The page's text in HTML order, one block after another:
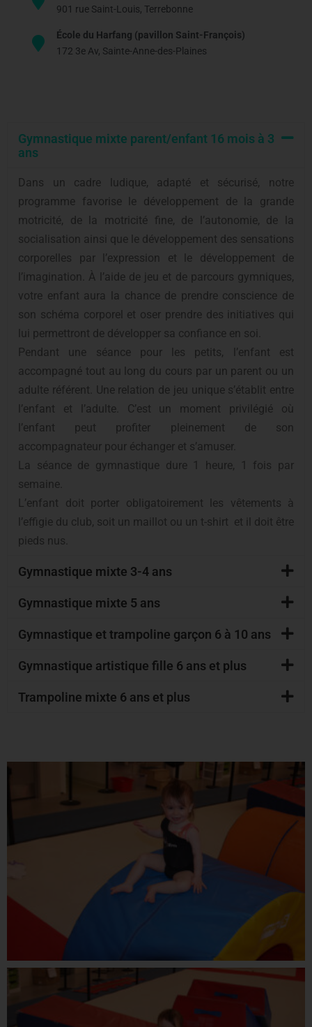
901 rue Saint-Louis, Terrebonne
École du Harfang (pavillon Saint-François)
172 3e Av, Sainte-Anne-des-Plaines
Gymnastique mixte parent/enfant 16 mois à 3
ans
Dans un cadre ludique, adapté et sécurisé, notre
programme favorise le développement de la grande
motricité, de la motricité fine, de l’autonomie, de la
socialisation ainsi que le développement des sensations
corporelles par l’expression et le développement de
l’imagination. À l’aide de jeu et de parcours gymniques,
votre enfant aura la chance de prendre conscience de
son schéma corporel et oser prendre des initiatives qui
lui permettront de développer sa confiance en soi.
Pendant une séance pour les petits, l’enfant est
accompagné tout au long du cours par un parent ou un
adulte référent. Une relation de jeu unique s’établit entre
l’enfant et l’adulte. C’est un moment privilégié où
l’enfant peut profiter pleinement de son
accompagnateur pour échanger et s’amuser.
La séance de gymnastique dure 1 heure, 1 fois par
semaine.
L’enfant doit porter obligatoirement les vêtements à
l’effigie du club, soit un maillot ou un t-shirt et il doit être
pieds nus.
Gymnastique mixte 3-4 ans
Gymnastique mixte 5 ans
Gymnastique et trampoline garçon 6 à 10 ans
Gymnastique artistique fille 6 ans et plus
Trampoline mixte 6 ans et plus